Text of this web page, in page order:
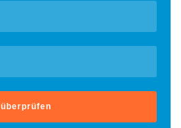
überprüfen